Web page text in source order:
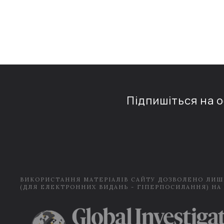
Підпишіться на
ВИКОРИСТАННЯ МАТЕРІАЛІВ САЙТУ ДОЗВОЛЕНО
(ДЛЯ ЕЛЕКТРОННИХ ВИДАНЬ - ГІПЕРПОСИЛАННЯ) НА